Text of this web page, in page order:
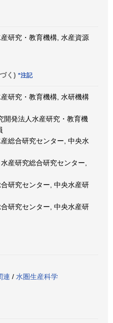
研究・教育機構, 水産資源
く) *注記
研究・教育機構, 水研機構
開発法人水産研究・教育機
総合研究センター, 中央水
産研究総合研究センター,
研究センター, 中央水産研
研究センター, 中央水産研
連 / 水圏生産科学